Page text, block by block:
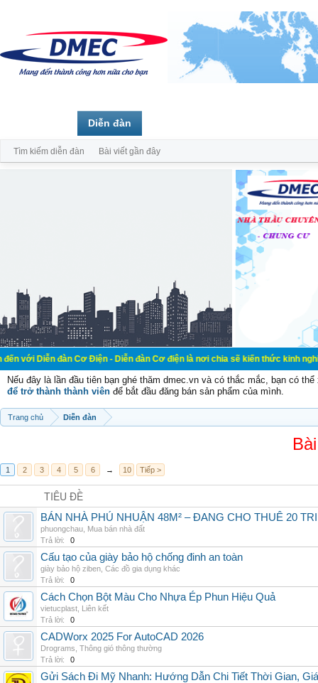
đàn Cơ Điện - Diễn đàn Cơ điện là nơi chia sẽ kiến thức kinh nghiệm
Nếu đây là lần đầu tiên bạn ghé thăm dmec.vn và có thắc mắc, bạn có
để trở thành thành viên để bắt đầu đăng bán sản phẩm của mình.
Trang chủ Diễn đàn
1 2 3 4 5 6 → 10 Tiếp >
TIÊU ĐỀ
BÁN NHÀ PHÚ NHUẬN 48M² – ĐANG CHO THUÊ 20
phuongchau Mua bán nhà đất
Trả lời:
0
Cấu tạo của giày bảo hộ chống đinh an toàn
giày bảo hộ ziben Các đồ gia dụng khác
Trả lời:
0
Cách Chọn Bột Màu Cho Nhựa Ép Phun Hiệu Quả
vietucplast Liên kết
Trả lời:
0
CADWorx 2025 For AutoCAD 2026
Drograms Thông gió thông thường
Trả lời:
0
Gửi Sách Đi Mỹ Nhanh: Hướng Dẫn Chi Tiết Thời Gian,
Diễn đàn
Tìm kiếm diễn đàn Bài viết gần đây